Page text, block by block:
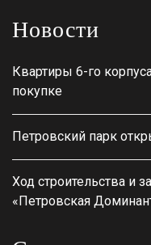
Новости
Квартиры 6-го
покупке
Петровский парк
Ход строительства и
«Петровская